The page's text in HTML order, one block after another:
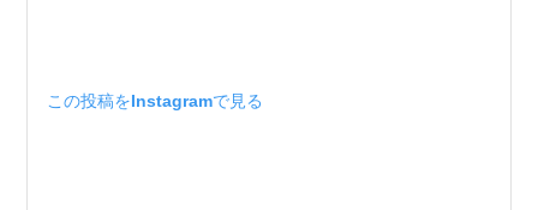
この投稿をInstagramで見る